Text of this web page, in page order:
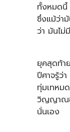
ทั้งหมดนี้
ซึ่งแม้ว่า
ว่า มันไม่
ยุคสุดท้า
ปีศาจรู้ว่
ทุ่มเทหม
วิญญาณข
นั่นเอง